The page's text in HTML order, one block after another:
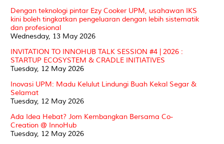
Dengan teknologi pintar Ezy Cooker UPM, usahawan IKS
kini boleh tingkatkan pengeluaran dengan lebih sistematik
dan profesional
Wednesday, 13 May 2026
INVITATION TO INNOHUB TALK SESSION #4 | 2026 :
STARTUP ECOSYSTEM & CRADLE INITIATIVES
Tuesday, 12 May 2026
Inovasi UPM: Madu Kelulut Lindungi Buah Kekal Segar &
Selamat
Tuesday, 12 May 2026
Ada Idea Hebat? Jom Kembangkan Bersama Co-
Creation @ InnoHub
Tuesday, 12 May 2026